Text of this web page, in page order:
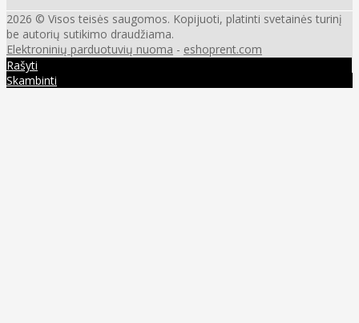
2026 © Visos teisės saugomos. Kopijuoti, platinti svetainės turinį
be autorių sutikimo draudžiama.
Elektroninių parduotuvių nuoma - eshoprent.com
Rašyti
Skambinti